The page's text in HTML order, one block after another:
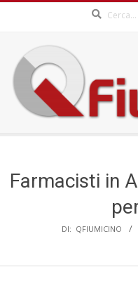
content
MenuFarmacisti in
DI: QFIUMICINO